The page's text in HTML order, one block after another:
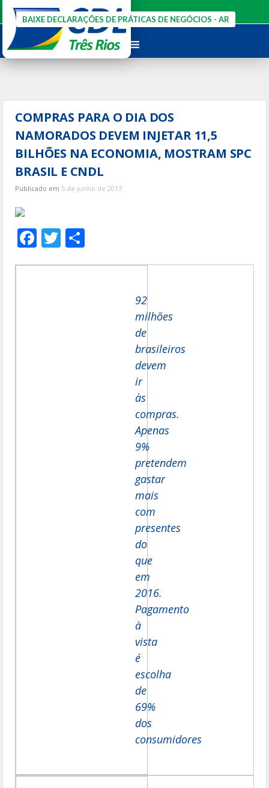
para
conteúdo
BAIXE DECLARAÇÕES DE PRÁTICAS DE NEGÓCIOS - AR
COMPRAS PARA O DIA DOS
NAMORADOS DEVEM INJETAR 11,5
BILHÕES NA ECONOMIA, MOSTRAM SPC
BRASIL E CNDL
Publicado em 5 de junho de 2017
F
ac
e
T
w
ittar
92
milhões
de
brasileiros
devem
ir
às
compras.
Apenas
9%
pretendem
gastar
mais
com
presentes
do
que
em
2016.
Pagamento
à
vista
é
escolha
de
69%
dos
consumidores